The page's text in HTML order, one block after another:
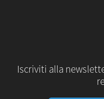
Iscriviti alla